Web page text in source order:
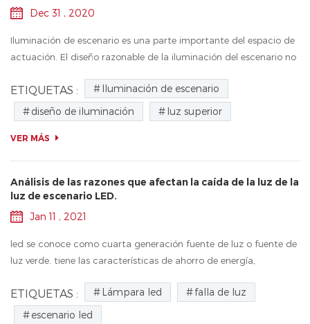
Dec 31 , 2020
Iluminación de escenario es una parte importante del espacio de
actuación. El diseño razonable de la iluminación del escenario no
también a...
ETIQUETAS :
Iluminación de escenario
diseño de iluminación
luz superior
VER MÁS
Análisis de las razones que afectan la caída de la luz de la
luz de escenario LED.
Jan 11 , 2021
led se conoce como cuarta generación fuente de luz o fuente de
luz verde. tiene las características de ahorro de energía,
etc., y es cad...
ETIQUETAS : Lámpara led
falla de luz
escenario led